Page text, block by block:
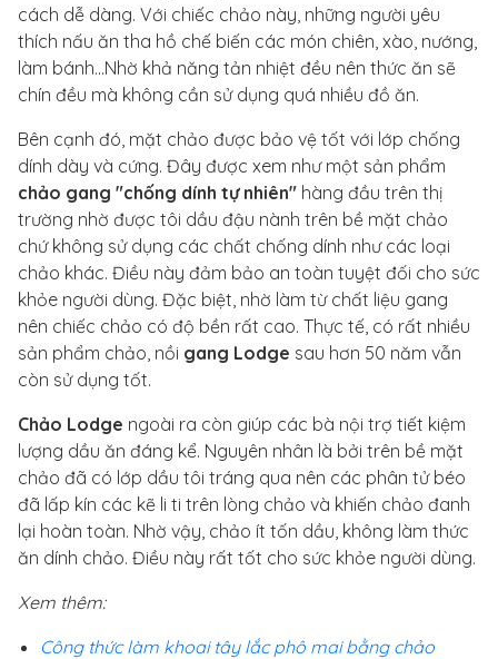
cách dễ dàng. Với chiếc chảo này, những người yêu
thích nấu ăn tha hồ chế biến các món chiên, xào, nướng,
làm bánh...Nhờ khả năng tản nhiệt đều nên thức ăn sẽ
chín đều mà không cần sử dụng quá nhiều đồ ăn.
Bên cạnh đó, mặt chảo được bảo vệ tốt với lớp chống
dính dày và cứng. Đây được xem như một sản phẩm
chảo gang "chống dính tự nhiên" hàng đầu trên thị
trường nhờ được tôi dầu đậu nành trên bề mặt chảo
chứ không sử dụng các chất chống dính như các loại
chảo khác. Điều này đảm bảo an toàn tuyệt đối cho sức
khỏe người dùng. Đặc biệt, nhờ làm từ chất liệu gang
nên chiếc chảo có độ bền rất cao. Thực tế, có rất nhiều
sản phẩm chảo, nồi gang Lodge sau hơn 50 năm vẫn
còn sử dụng tốt.
Chảo Lodge ngoài ra còn giúp các bà nội trợ tiết kiệm
lượng dầu ăn đáng kể. Nguyên nhân là bởi trên bề mặt
chảo đã có lớp dầu tôi tráng qua nên các phân tử béo
đã lấp kín các kẽ li ti trên lòng chảo và khiến chảo đanh
lại hoàn toàn. Nhờ vậy, chảo ít tốn dầu, không làm thức
ăn dính chảo. Điều này rất tốt cho sức khỏe người dùng.
Xem thêm:
Công thức làm khoai tây lắc phô mai bằng chảo